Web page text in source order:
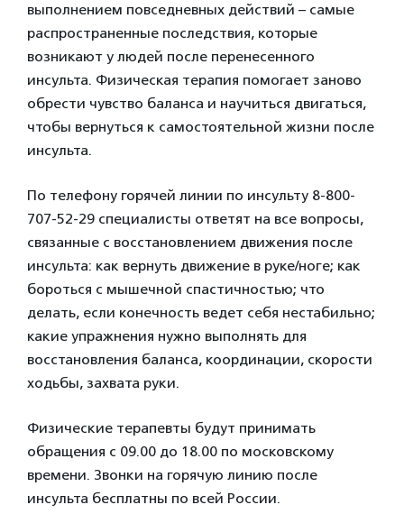
выполнением повседневных действий – самые
распространенные последствия, которые
возникают у людей после перенесенного
инсульта. Физическая терапия помогает заново
обрести чувство баланса и научиться двигаться,
чтобы вернуться к самостоятельной жизни после
инсульта.
По телефону горячей линии по инсульту 8-800-
707-52-29 специалисты ответят на все вопросы,
связанные с восстановлением движения после
инсульта: как вернуть движение в руке/ноге; как
бороться с мышечной спастичностью; что
делать, если конечность ведет себя нестабильно;
какие упражнения нужно выполнять для
восстановления баланса, координации, скорости
ходьбы, захвата руки.
Физические терапевты будут принимать
обращения с 09.00 до 18.00 по московскому
времени. Звонки на горячую линию после
инсульта бесплатны по всей России.